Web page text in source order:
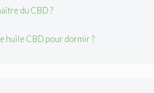
du CBD ?
huile CBD pour dormir ?